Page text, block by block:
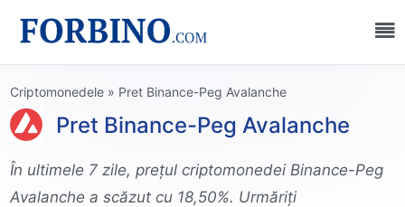
Criptomonedele » Pret Binance-Peg Avalanche
Pret Binance-Peg Avalanche
În ultimele 7 zile, prețul criptomonedei Binance-Peg
Avalanche a scăzut cu 18,50%. Urmăriți